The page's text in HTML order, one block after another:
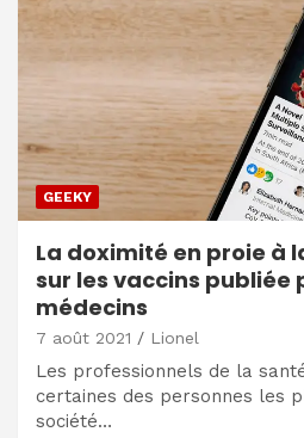
GEEKY
La doximité en proie à
sur les vaccins publiée
médecins
7 août 2021 Lionel
Les professionnels de la
certaines des personnes les
société…